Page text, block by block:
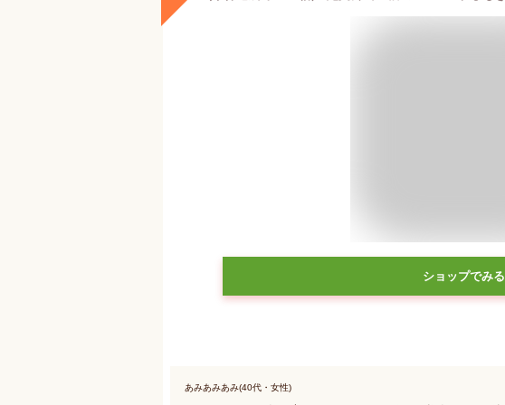
ショップでみる
あみあみあみ(40代・女性)